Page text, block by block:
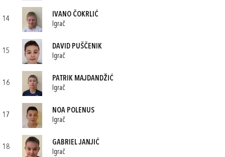
14
IVANO ČOKRLIĆ
Igrač
15
DAVID PUŠČENIK
Igrač
16
PATRIK MAJDANDŽIĆ
Igrač
17
NOA POLENUS
Igrač
18
GABRIEL JANJIĆ
Igrač